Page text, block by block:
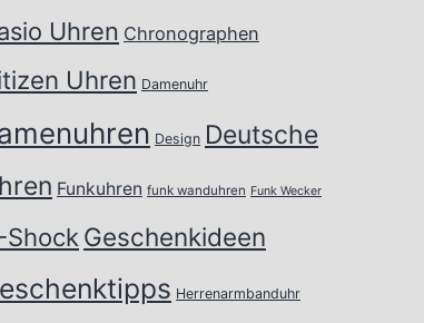
Uhren Chronographen
Uhren Damenuhr
Design Deutsche
Funkuhren funk wanduhren Funk Wecker
Shock Geschenkideen
Herrenarmbanduhr